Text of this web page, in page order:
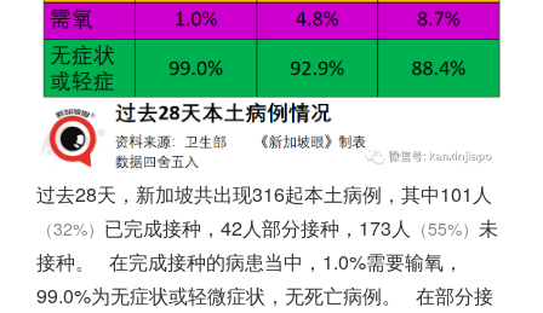
过去28天， 新加坡共出现316起本土病例，其中101人
（32%） 已完成接种，42人部分接种，173人 （55%） 未
接种。
在完成接种的病患当中，1.0%需要输氧，
99.0%为无症状或轻微症状，无死亡病例。
在部分接